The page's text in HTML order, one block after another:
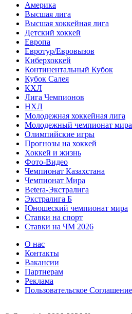
Америка
Высшая лига
Высшая хоккейная лига
Детский хоккей
Европа
Евротур/Евровызов
Киберхоккей
Континентальный Кубок
Кубок Салея
КХЛ
Лига Чемпионов
НХЛ
Молодежная хоккейная лига
Молодежный чемпионат мира
Олимпийские игры
Прогнозы на хоккей
Хоккей и жизнь
Фото-Видео
Чемпионат Казахстана
Чемпионат Мира
Betera-Экстралига
Экстралига Б
Юношеский чемпионат мира
Ставки на спорт
Ставки на ЧМ 2026
О нас
Контакты
Вакансии
Партнерам
Реклама
Пользовательское Соглашение